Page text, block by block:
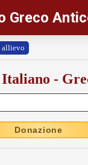
Greco
allievo
-
Donazione